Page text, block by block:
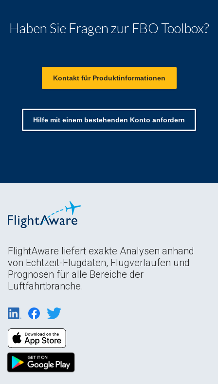
Haben Sie Fragen zur FBO Toolbox?
Kontakt für Produktinformationen
Hilfe mit einem bestehenden Konto anfordern
FlightAware liefert exakte Analysen anhand
von Echtzeit-Flugdaten, Flugverläufen und
Prognosen für alle Bereiche der
Luftfahrtbranche.